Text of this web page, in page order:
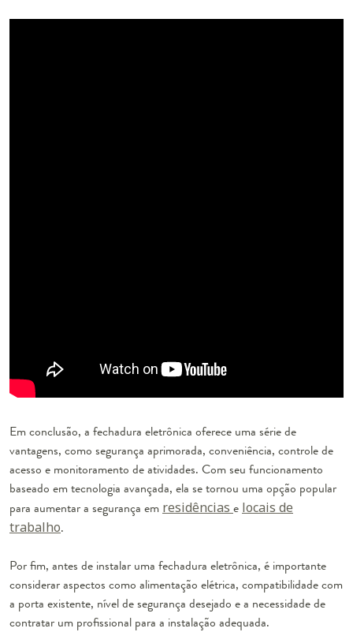
Em conclusão, a fechadura eletrônica oferece uma série de
vantagens, como segurança aprimorada, conveniência, controle de
acesso e monitoramento de atividades. Com seu funcionamento
baseado em tecnologia avançada, ela se tornou uma opção popular
para aumentar a segurança em residências e locais de
trabalho.
Por fim, antes de instalar uma fechadura eletrônica, é importante
considerar aspectos como alimentação elétrica, compatibilidade com
a porta existente, nível de segurança desejado e a necessidade de
contratar um profissional para a instalação adequada.